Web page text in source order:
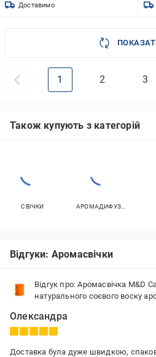
Доставимо
1 2 3
Також купують з категорій
СВІЧКИ
Відгуки: Аромасвічки
Відгук про: Аромасвічка M&D
натурального соєвого воску
Олександра
Доставка була дуже швидкою,